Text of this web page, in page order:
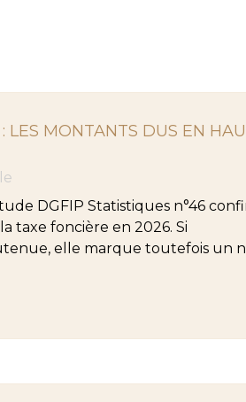
LES MONTANTS DUS EN
DGFIP Statistiques n°46
taxe foncière en 2026. Si
elle marque toutefois un